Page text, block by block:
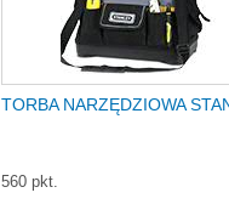
TORBA NARZĘDZIOWA
560 pkt.